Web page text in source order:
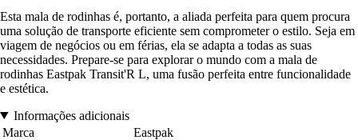
Esta mala de rodinhas é, portanto, a aliada perfeita para quem procura
uma solução de transporte eficiente sem comprometer o estilo. Seja em
viagem de negócios ou em férias, ela se adapta a todas as suas
necessidades. Prepare-se para explorar o mundo com a mala de
rodinhas Eastpak Transit'R L, uma fusão perfeita entre funcionalidade
e estética.
Informações adicionais
Marca
Eastpak